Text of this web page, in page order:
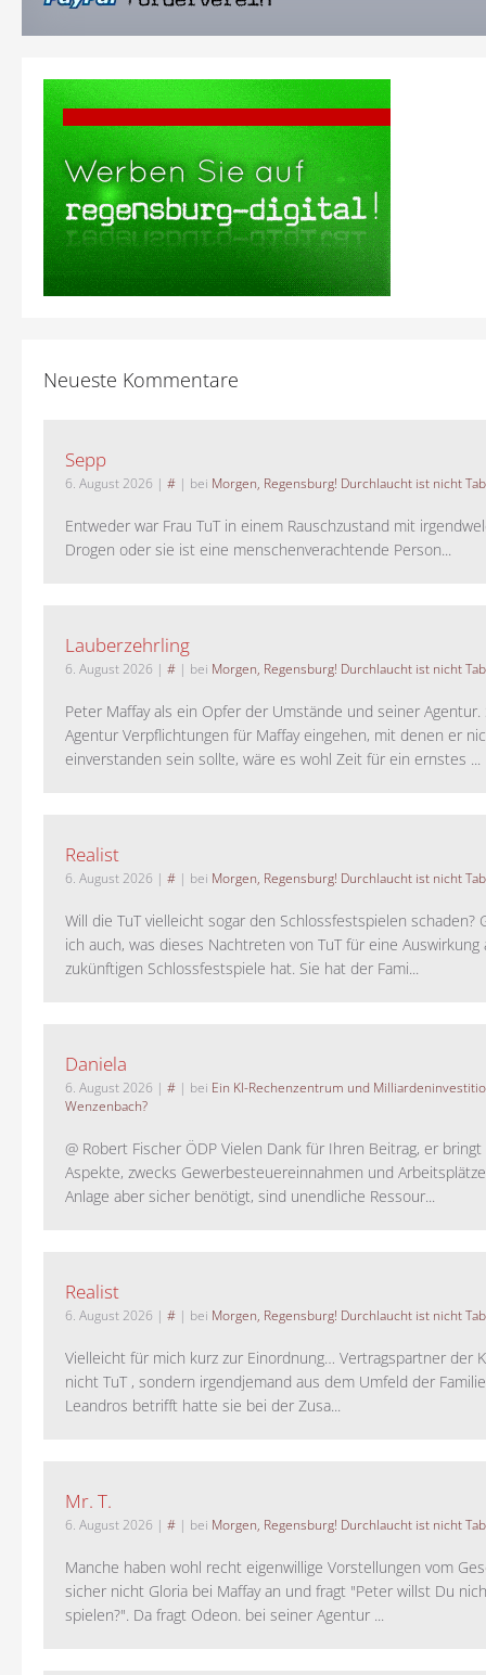
Neueste Kommentare
Sepp
6. August 2026 | # | bei Morgen, Regensburg! Durchlaucht ist nicht
Entweder war Frau TuT in einem Rauschzustand mit
Drogen oder sie ist eine menschenverachtende Person...
Lauberzehrling
6. August 2026 | # | bei Morgen, Regensburg! Durchlaucht ist nicht
Peter Maffay als ein Opfer der Umstände und seiner Agentur.
Agentur Verpflichtungen für Maffay eingehen, mit denen er
einverstanden sein sollte, wäre es wohl Zeit für ein ernstes ...
Realist
6. August 2026 | # | bei Morgen, Regensburg! Durchlaucht ist nicht
Will die TuT vielleicht sogar den Schlossfestspielen schaden?
ich auch, was dieses Nachtreten von TuT für eine Auswirkung
zukünftigen Schlossfestspiele hat. Sie hat der Fami...
Daniela
6. August 2026 | # | bei Ein KI-Rechenzentrum und
Wenzenbach?
@ Robert Fischer ÖDP Vielen Dank für Ihren Beitrag, er
Aspekte, zwecks Gewerbesteuereinnahmen und
Anlage aber sicher benötigt, sind unendliche Ressour...
Realist
6. August 2026 | # | bei Morgen, Regensburg! Durchlaucht ist nicht
Vielleicht für mich kurz zur Einordnung… Vertragspartner der
nicht TuT , sondern irgendjemand aus dem Umfeld der
Leandros betrifft hatte sie bei der Zusa...
Mr. T.
6. August 2026 | # | bei Morgen, Regensburg! Durchlaucht ist nicht
Manche haben wohl recht eigenwillige Vorstellungen vom
sicher nicht Gloria bei Maffay an und fragt "Peter willst Du
spielen?". Da fragt Odeon. bei seiner Agentur ...